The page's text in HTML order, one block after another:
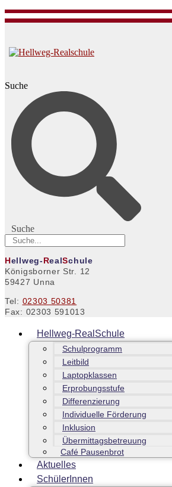
Suche
Suche
Hellweg-RealSchule
Königsborner Str. 12
59427 Unna
Tel: 02303 50381
Fax: 02303 591013
Hellweg-RealSchule
Schulprogramm
Leitbild
Laptopklassen
Erprobungsstufe
Differenzierung
Individuelle Förderung
Inklusion
Übermittagsbetreuung
Café Pausenbrot
Aktuelles
SchülerInnen